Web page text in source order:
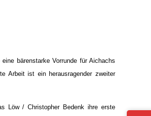
bärenstarke Vorrunde für Aichachs
Arbeit ist ein herausragender zweiter
Löw / Christopher Bedenk ihre erste